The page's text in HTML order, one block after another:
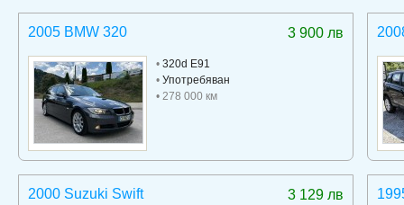
3 900 лв
2005 BMW 320
• 320d E91
• Употребяван
• 278 000 км
3 129 лв
2000 Suzuki Swift